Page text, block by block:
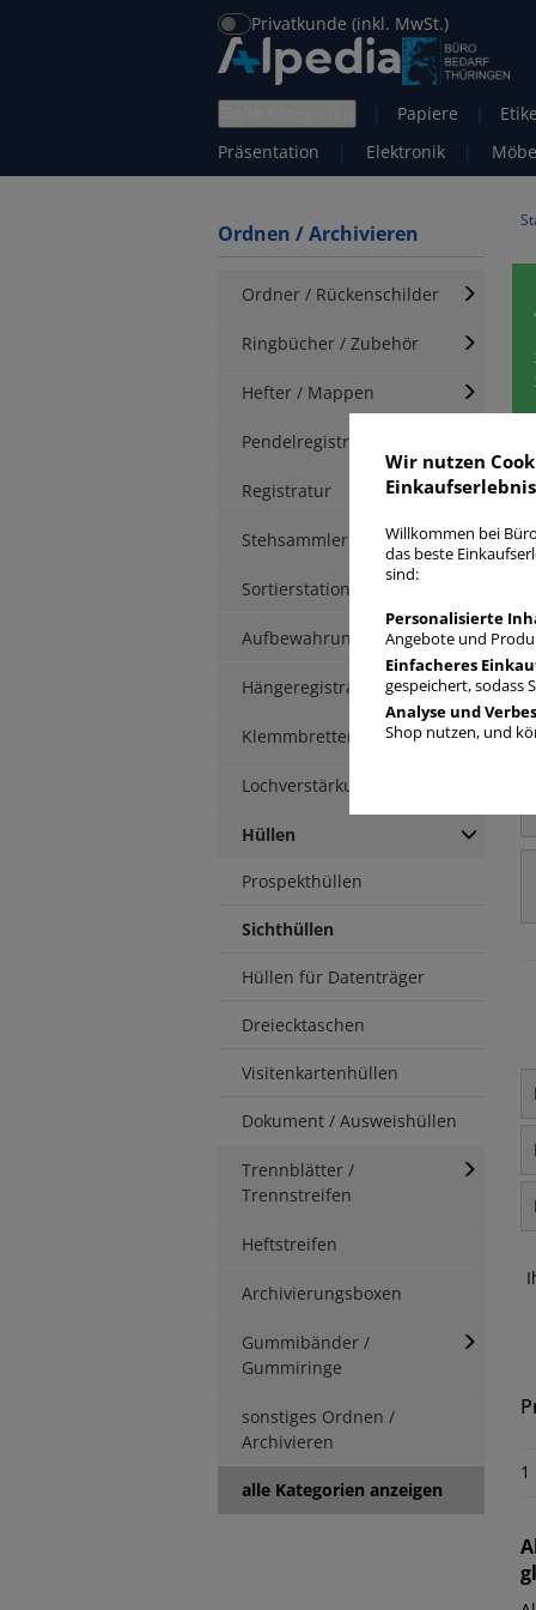
Privatkunde (inkl. MwSt.)
| Papiere |
Präsentation
| Elektronik |
Ordnen / Archivieren
Ordner / Rückenschilder
Ringbücher / Zubehör
Hefter / Mappen
Pendelregistratur
Registratur
Stehsammler
Sortierstationen / Ablagen
Aufbewahrungsbox
Hängeregistratur
Klemmbretter / -mappen
Lochverstärkung
Hüllen
Prospekthüllen
Sichthüllen
Hüllen für Datenträger
Dreiecktaschen
Visitenkartenhüllen
Dokument / Ausweishüllen
Trennblätter /
Trennstreifen
Heftstreifen
Archivierungsboxen
Gummibänder /
Gummiringe
sonstiges Ordnen /
Archivieren
alle Kategorien anzeigen
1
Wir nutzen
Willkommen bei
das beste
sind:
Personalisierte
Angebote und
Einfacheres
gespeichert, sodass
Analyse und
Shop nutzen, und